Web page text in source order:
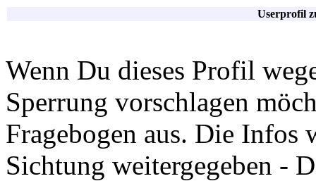
Userprofil
Wenn Du dieses Profil
Sperrung vorschlagen
Fragebogen aus. Die Infos
Sichtung weitergegeben -